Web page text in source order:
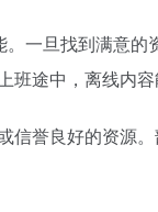
。一旦找到满意
途中，离线内容
信誉良好的资源